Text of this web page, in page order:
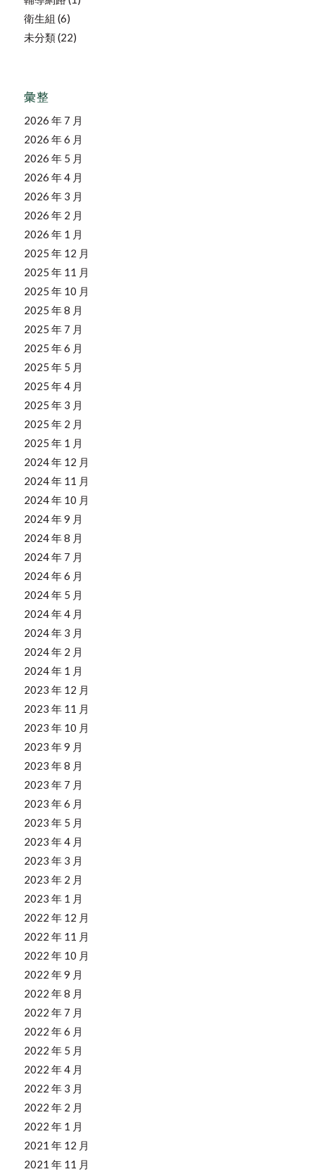
衛生組 (6)
未分類(22)
彙整
2026 年 7 月
2026 年 6 月
2026 年 5 月
2026 年 4 月
2026 年 3 月
2026 年 2 月
2026 年 1 月
2025 年 12 月
2025 年 11 月
2025 年 10 月
2025 年 8 月
2025 年 7 月
2025 年 6 月
2025 年 5 月
2025 年 4 月
2025 年 3 月
2025 年 2 月
2025 年 1 月
2024 年 12 月
2024 年 11 月
2024 年 10 月
2024 年 9 月
2024 年 8 月
2024 年 7 月
2024 年 6 月
2024 年 5 月
2024 年 4 月
2024 年 3 月
2024 年 2 月
2024 年 1 月
2023 年 12 月
2023 年 11 月
2023 年 10 月
2023 年 9 月
2023 年 8 月
2023 年 7 月
2023 年 6 月
2023 年 5 月
2023 年 4 月
2023 年 3 月
2023 年 2 月
2023 年 1 月
2022 年 12 月
2022 年 11 月
2022 年 10 月
2022 年 9 月
2022 年 8 月
2022 年 7 月
2022 年 6 月
2022 年 5 月
2022 年 4 月
2022 年 3 月
2022 年 2 月
2022 年 1 月
2021 年 12 月
2021 年 11 月